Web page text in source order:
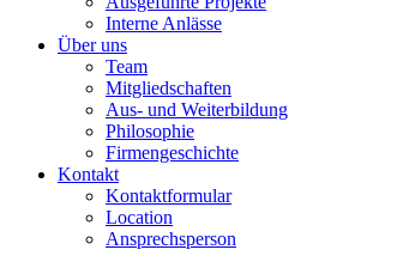
Interne Anlässe
Über uns
Team
Mitgliedschaften
Aus- und Weiterbildung
Philosophie
Firmengeschichte
Kontakt
Kontaktformular
Location
Ansprechsperson